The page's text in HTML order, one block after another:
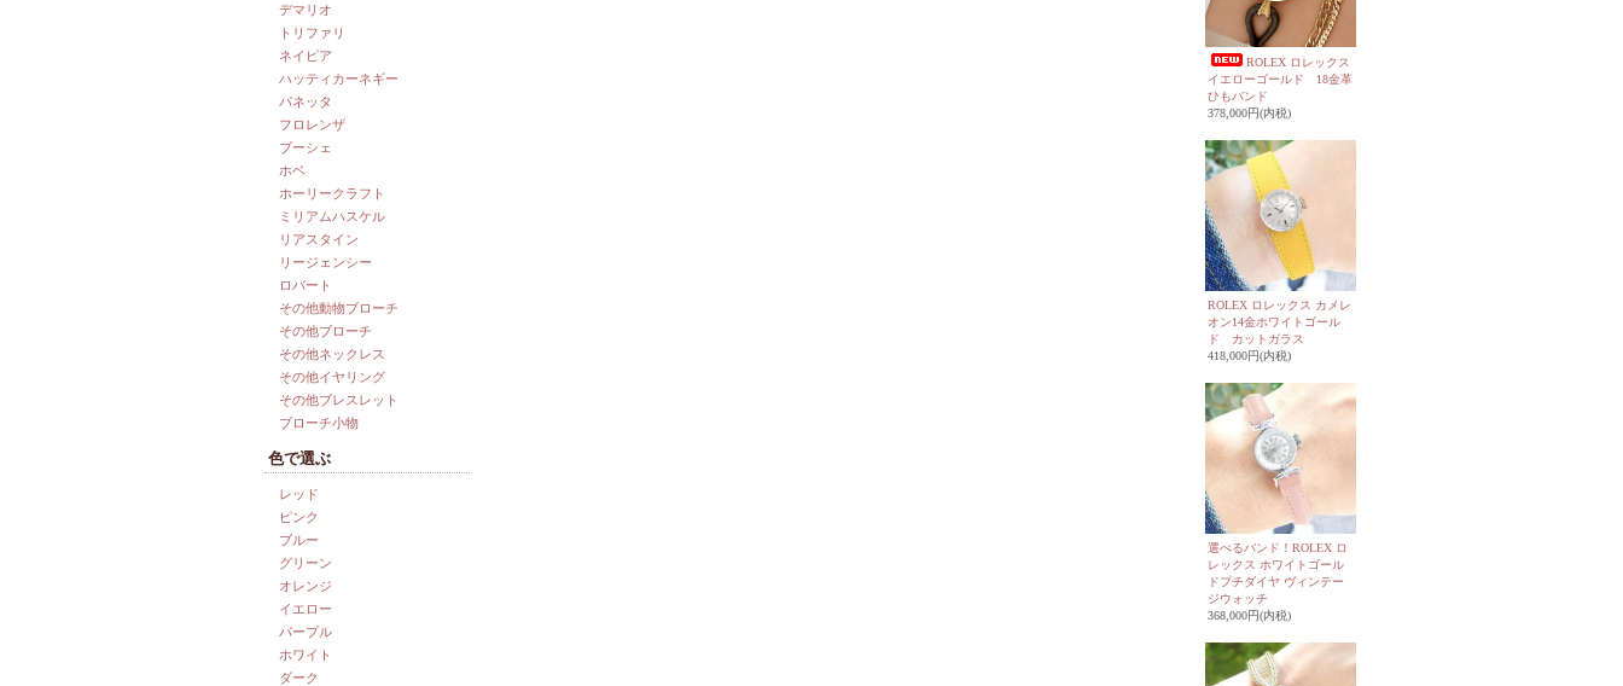
デマリオ
トリファリ
ネイピア
ハッティカーネギー
パネッタ
フロレンザ
ブーシェ
ホベ
ホーリークラフト
ミリアムハスケル
リアスタイン
リージェンシー
ロバート
その他動物ブローチ
その他ブローチ
その他ネックレス
その他イヤリング
その他ブレスレット
ブローチ小物
色で選ぶ
レッド
ピンク
ブルー
グリーン
オレンジ
イエロー
パープル
ホワイト
ダーク
ROLEX ロレックス
イエローゴールド 18金革
ひもバンド
378,000円(内税)
ROLEX ロレックス カメレ
オン14金ホワイトゴール
ド カットガラス
418,000円(内税)
選べるバンド！ROLEX ロ
レックス ホワイトゴール
ドプチダイヤ ヴィンテー
ジウォッチ
368,000円(内税)